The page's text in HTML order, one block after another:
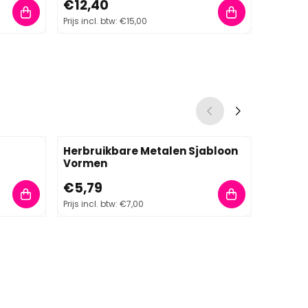
€12,40
Prijs incl. btw: €15,00
Herbruikbare Metalen Sjabloon
Vormen
Prijs: 5,79, inclusief btw: 7,00
€5,79
Prijs incl. btw: €7,00